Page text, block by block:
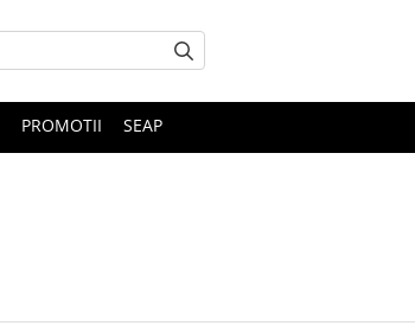
PROMOTII SEAP